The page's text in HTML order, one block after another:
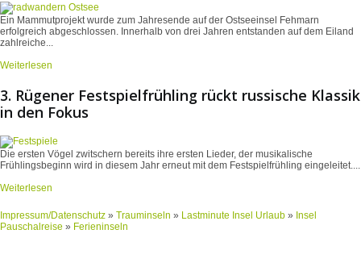
Ein Mammutprojekt wurde zum Jahresende auf der Ostseeinsel Fehmarn
erfolgreich abgeschlossen. Innerhalb von drei Jahren entstanden auf dem Eiland
zahlreiche...
Weiterlesen
3. Rügener Festspielfrühling rückt russische Klassik
in den Fokus
Die ersten Vögel zwitschern bereits ihre ersten Lieder, der musikalische
Frühlingsbeginn wird in diesem Jahr erneut mit dem Festspielfrühling eingeleitet....
Weiterlesen
Impressum/Datenschutz » Trauminseln » Lastminute Insel Urlaub » Insel
Pauschalreise » Ferieninseln